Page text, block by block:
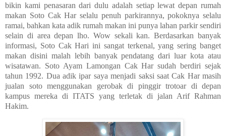
bikin kami penasaran dari dulu adalah setiap lewat depan rumah
makan Soto Cak Har selalu penuh parkirannya, pokoknya selalu
ramai, bahkan kata adik rumah makan ini punya lahan parkir sendiri
selain di area depan lho. Wow sekali kan. Berdasarkan banyak
informasi, Soto Cak Hari ini sangat terkenal, yang sering banget
makan disini malah lebih banyak pendatang dari luar kota atau
wisatawan. Soto Ayam Lamongan Cak Har sudah berdiri sejak
tahun 1992. Dua adik ipar saya menjadi saksi saat Cak Har masih
jualan soto menggunakan gerobak di pinggir trotoar di depan
kampus mereka di ITATS yang terletak di jalan Arif Rahman
Hakim.